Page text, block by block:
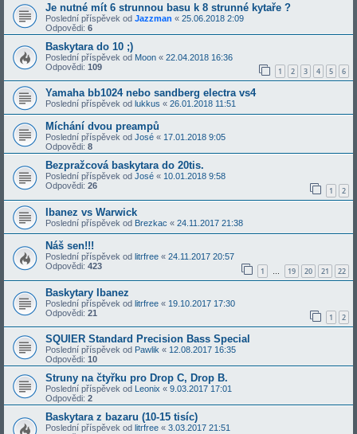
Je nutné mít 6 strunnou basu k 8 strunné kytaře ?
Poslední příspěvek od Jazzman « 25.06.2018 2:09
Odpovědi: 6
Baskytara do 10 ;)
Poslední příspěvek od Moon « 22.04.2018 16:36
Odpovědi: 109 1 2 3 4 5 6
Yamaha bb1024 nebo sandberg electra vs4
Poslední příspěvek od lukkus « 26.01.2018 11:51
Míchání dvou preampů
Poslední příspěvek od José « 17.01.2018 9:05
Odpovědi: 8
Bezpražcová baskytara do 20tis.
Poslední příspěvek od José « 10.01.2018 9:58
Odpovědi: 26 1 2
Ibanez vs Warwick
Poslední příspěvek od Brezkac « 24.11.2017 21:38
Náš sen!!!
Poslední příspěvek od litrfree « 24.11.2017 20:57
Odpovědi: 423 1 … 19 20 21 22
Baskytary Ibanez
Poslední příspěvek od litrfree « 19.10.2017 17:30
Odpovědi: 21 1 2
SQUIER Standard Precision Bass Special
Poslední příspěvek od Pawlik « 12.08.2017 16:35
Odpovědi: 10
Struny na čtyřku pro Drop C, Drop B.
Poslední příspěvek od Leonix « 9.03.2017 17:01
Odpovědi: 2
Baskytara z bazaru (10-15 tisíc)
Poslední příspěvek od litrfree « 3.03.2017 21:51